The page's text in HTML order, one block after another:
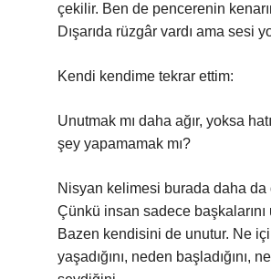
çekilir. Ben de pencerenin
Dışarıda rüzgâr vardı ama sesi
Kendi kendime tekrar ettim:
Unutmak mı daha ağır, yoksa
şey yapamamak mı?
Nisyan kelimesi burada daha da
Çünkü insan sadece başkalarını
Bazen kendisini de unutur. Ne
yaşadığını, neden başladığını,